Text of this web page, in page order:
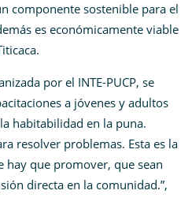
componente sostenible para el
es económicamente viable
por el INTE-PUCP, se
a jóvenes y adultos
habitabilidad en la puna.
resolver problemas. Esta es la
hay que promover, que sean
directa en la comunidad.”,